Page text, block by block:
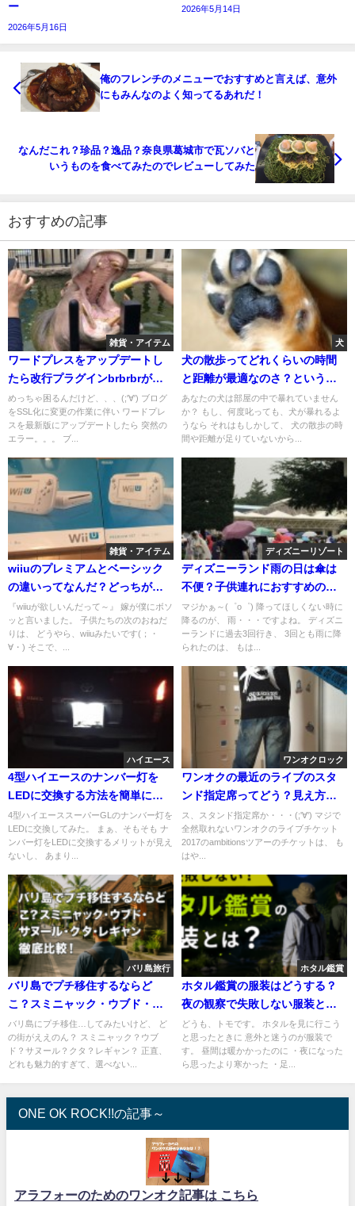
ー
2026年5月16日
2026年5月14日
俺のフレンチのメニューでおすすめと言えば、意外
にもみんなのよく知ってるあれだ！
なんだこれ？珍品？逸品？奈良県葛城市で瓦ソバと
いうものを食べてみたのでレビューしてみた
おすすめの記事
雑貨・アイテム
ワードプレスをアップデートし
たら改行プラグインbrbrbrがエ
ラーで使えなくなった時の改善
方法
めっちゃ困るんだけど、、、(;'∀') ブログ
をSSL化に変更の作業に伴い ワードプレ
スを最新版にアップデートしたら 突然の
エラー。。。 ブ...
犬
犬の散歩ってどれくらいの時間
と距離が最適なのさ？という問
題について
あなたの犬は部屋の中で暴れていません
か？ もし、何度叱っても、犬が暴れるよ
うなら それはもしかして、 犬の散歩の時
間や距離が足りていないから...
雑貨・アイテム
wiiuのプレミアムとベーシック
の違いってなんだ？どっちがお
すすめ？
『wiiuが欲しいんだって～』 嫁が僕にボソ
ッと言いました。 子供たちの次のおねだ
りは、 どうやら、wiiuみたいです(；・
∀・) そこで、...
ディズニーリゾート
ディズニーランド雨の日は傘は
不便？子供連れにおすすめの雨
対策まとめ
マジかぁ～(゜o゜) 降ってほしくない時に
降るのが、 雨・・・ですよね。 ディズニ
ーランドに過去3回行き、 3回とも雨に降
られたのは、 もは...
ハイエース
4型ハイエースのナンバー灯を
LEDに交換する方法を簡単に動
画で説明します！
4型ハイエーススーパーGLのナンバー灯を
LEDに交換してみた。 まぁ、そもそも ナ
ンバー灯をLEDに交換するメリットが見え
ないし、 あまり...
ワンオクロック
ワンオクの最近のライブのスタ
ンド指定席ってどう？見え方や
盛り上がりを体験レビューで解
説
ス、スタンド指定席か・・・(;'∀') マジで
全然取れないワンオクのライブチケット
2017のambitionsツアーのチケットは、 も
はや...
バリ島旅行
バリ島でプチ移住するならど
こ？スミニャック・ウブド・サ
ヌール・クタ・レギャン徹底比
較！
バリ島にプチ移住…してみたいけど、 ど
の街がええのん？ スミニャック？ウブ
ド？サヌール？クタ？レギャン？ 正直、
どれも魅力的すぎて、選べない...
ホタル鑑賞
ホタル鑑賞の服装はどうする？
夜の観察で失敗しない服装と持
ち物まとめ
どうも、トモです。 ホタルを見に行こう
と思ったときに 意外と迷うのが服装で
す。 昼間は暖かかったのに ・夜になった
ら思ったより寒かった ・足...
ONE OK ROCK!!の記事～
アラフォーのためのワンオク記事は こちら